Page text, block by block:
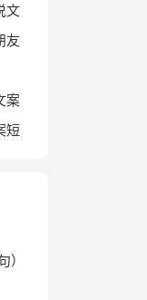
文
友
案
短